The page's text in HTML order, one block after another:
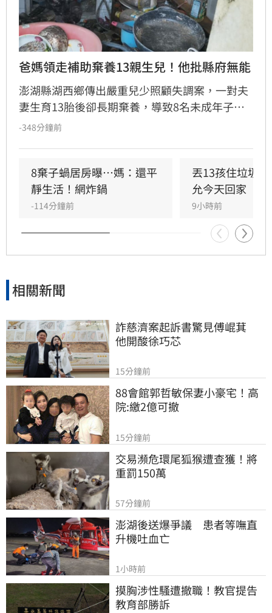
爸媽領走補助棄養13親生兒！他批縣府無能
澎湖縣湖西鄉傳出嚴重兒少照顧失調案，一對夫
妻生育13胎後卻長期棄養，導致8名未成年子女
擠在4坪小屋內「小孩養小孩」，生活慘況引發
孩童健康無虞。然而，針對縣府處置被質疑慢半
拍，前社會處長、律師桂祥晟重砲抨擊，主張縣
府應立即向法院聲請停止親權及保護令，以保障
孩童權益。他更公開表示已備妥相關訴狀，呼籲
縣府展現鐵腕執法，切勿讓孩子淪為制度外的犧
牲品，應儘速介入給予實質保護與安置。
-348分鐘前
8棄子蝸居房曝⋯媽：還平
靜生活！網炸鍋
-114分鐘前
丟13孩住垃圾
允今天回家
9小時前
相關新聞
詐慈濟案起訴書驚見傅崐萁
他開酸徐巧芯
15分鐘前
88會館郭哲敏保妻小豪宅！高
院:繳2億可撤
15分鐘前
交易瀕危環尾狐猴遭查獲！將
重罰150萬
57分鐘前
澎湖後送爆爭議　患者等嘸直
升機吐血亡
1小時前
摸胸涉性騷遭撤職！教官提告
教育部勝訴